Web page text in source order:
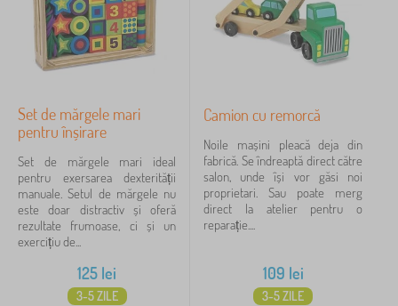
Set de mărgele mari
pentru înșirare
Set de mărgele mari ideal
pentru exersarea dexterității
manuale. Setul de mărgele nu
este doar distractiv și oferă
rezultate frumoase, ci și un
exercițiu de...
125 lei
3-5 ZILE
Camion cu remorcă
Noile mașini pleacă deja din
fabrică. Se îndreaptă direct către
salon, unde își vor găsi noi
proprietari. Sau poate merg
direct la atelier pentru o
reparație....
109 lei
3-5 ZILE